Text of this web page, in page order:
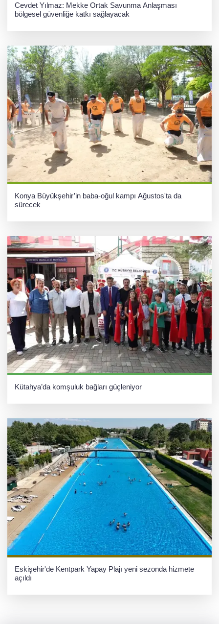
Cevdet Yılmaz: Mekke Ortak Savunma Anlaşması
bölgesel güvenliğe katkı sağlayacak
Konya Büyükşehir’in baba-oğul kampı Ağustos'ta da
sürecek
Kütahya’da komşuluk bağları güçleniyor
Eskişehir'de Kentpark Yapay Plajı yeni sezonda hizmete
açıldı